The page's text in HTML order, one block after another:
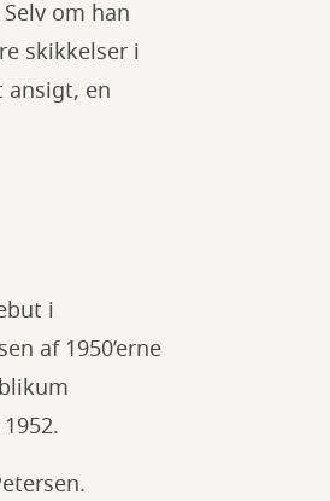
om han
skikkelser i
ansigt, en
i
af 1950’erne